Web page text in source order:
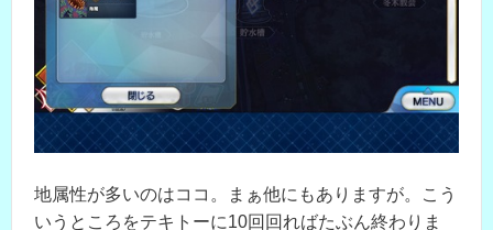
地属性が多いのはココ。まぁ他にもありますが。こう
いうところをテキトーに10回回ればたぶん終わりま